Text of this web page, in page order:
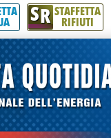
SR STAFFETTA
RIFIUTI